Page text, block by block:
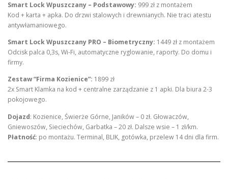
Smart Lock Wpuszczany – Podstawowy: 999 zł z montażem
Kod + karta + apka. Do drzwi stalowych i drewnianych. Nie traci atestu
antywłamaniowego.
Smart Lock Wpuszczany PRO – Biometryczny: 1449 zł z montażem
Odcisk palca 0,3s, Wi-Fi, automatyczne ryglowanie, raporty. Do domu i
firmy.
Zestaw “Firma Kozienice”: 1899 zł
2x Smart Klamka na kod + centralne zarządzanie z 1 apki. Dla biura 2-3
pokojowego.
Dojazd: Kozienice, Świerże Górne, Janików – 0 zł. Głowaczów,
Gniewoszów, Sieciechów, Garbatka – 20 zł. Dalsze wsie – 1 zł/km.
Płatność: po montażu. Terminal, BLIK, gotówka, przelew 14 dni dla firm.